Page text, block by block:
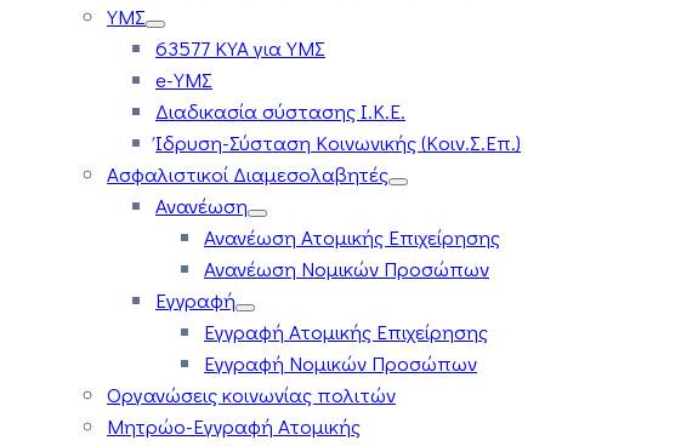
ΥΜΣ
63577 ΚΥΑ για ΥΜΣ
e-ΥΜΣ
Διαδικασία σύστασης Ι.Κ.Ε.
Ίδρυση-Σύσταση Κοινωνικής (Κοιν.Σ.Επ.)
Ασφαλιστικοί Διαμεσολαβητές
Ανανέωση
Ανανέωση Ατομικής Επιχείρησης
Ανανέωση Νομικών Προσώπων
Εγγραφή
Εγγραφή Ατομικής Επιχείρησης
Εγγραφή Νομικών Προσώπων
Οργανώσεις κοινωνίας πολιτών
Μητρώο-Εγγραφή Ατομικής